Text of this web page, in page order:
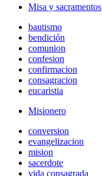
Misa y sacramentos
bautismo
bendición
comunion
confesion
confirmacion
consagracion
eucaristia
Misionero
conversion
evangelizacion
mision
sacerdote
vida consagrada